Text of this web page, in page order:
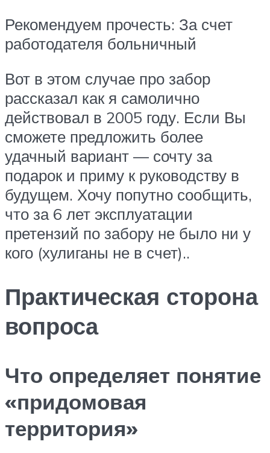
Рекомендуем прочесть: За счет
работодателя больничный
Вот в этом случае про забор
рассказал как я самолично
действовал в 2005 году. Если Вы
сможете предложить более
удачный вариант — сочту за
подарок и приму к руководству в
будущем. Хочу попутно сообщить,
что за 6 лет эксплуатации
претензий по забору не было ни у
кого (хулиганы не в счет)..
Практическая сторона
вопроса
Что определяет понятие
«придомовая
территория»